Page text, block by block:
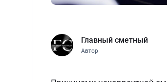
Главный сметный
Автор